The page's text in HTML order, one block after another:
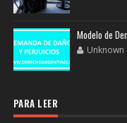
Modelo de
Unknown
PARA LEER